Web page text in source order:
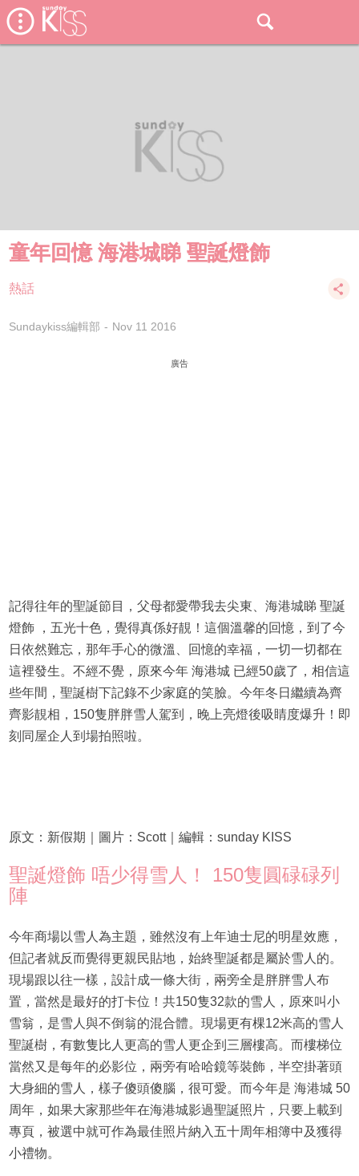
童年回憶 海港城睇 聖誕燈飾
熱話
Sundaykiss編輯部 Nov 11 2016
廣告
記得往年的聖誕節目，父母都愛帶我去尖東、海港城睇 聖誕
燈飾 ，五光十色，覺得真係好靚！這個溫馨的回憶，到了今
日依然難忘，那年手心的微溫、回憶的幸福，一切一切都在
這裡發生。不經不覺，原來今年 海港城 已經50歲了，相信這
些年間，聖誕樹下記錄不少家庭的笑臉。今年冬日繼續為齊
齊影靚相，150隻胖胖雪人駕到，晚上亮燈後吸睛度爆升！即
刻同屋企人到場拍照啦。
原文：新假期｜圖片：Scott｜編輯：sunday KISS
聖誕燈飾 唔少得雪人！ 150隻圓碌碌列
陣
今年商場以雪人為主題，雖然沒有上年迪士尼的明星效應，
但記者就反而覺得更親民貼地，始終聖誕都是屬於雪人的。
現場跟以往一樣，設計成一條大街，兩旁全是胖胖雪人布
置，當然是最好的打卡位！共150隻32款的雪人，原來叫小
雪翁，是雪人與不倒翁的混合體。現場更有棵12米高的雪人
聖誕樹，有數隻比人更高的雪人更企到三層樓高。而樓梯位
當然又是每年的必影位，兩旁有哈哈鏡等裝飾，半空掛著頭
大身細的雪人，樣子傻頭傻腦，很可愛。而今年是 海港城 50
周年，如果大家那些年在海港城影過聖誕照片，只要上載到
專頁，被選中就可作為最佳照片納入五十周年相簿中及獲得
小禮物。